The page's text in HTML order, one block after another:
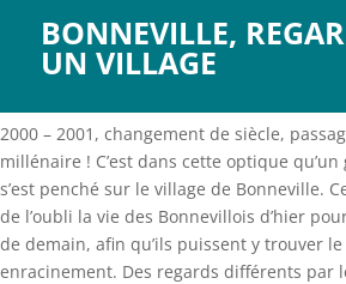
BONNEVILLE,
UN VILLAGE
2000 – 2001, changement de siècle,
millénaire ! C’est dans cette optique
s’est penché sur le village de Bonneville.
de l’oubli la vie des Bonnevillois d’hier
de demain, afin qu’ils puissent y trouver
enracinement. Des regards différents par